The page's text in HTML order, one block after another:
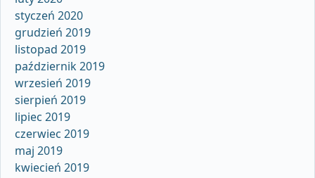
styczeń 2020
grudzień 2019
listopad 2019
październik 2019
wrzesień 2019
sierpień 2019
lipiec 2019
czerwiec 2019
maj 2019
kwiecień 2019